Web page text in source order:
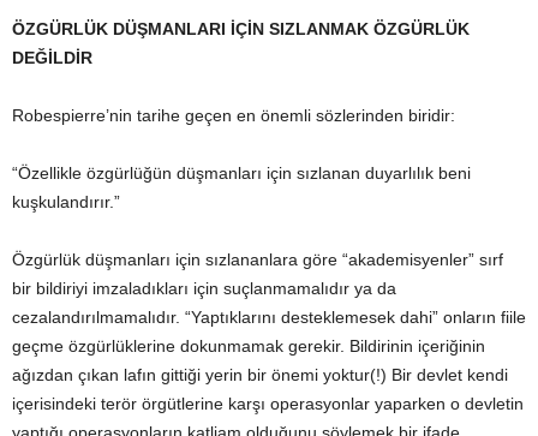
ÖZGÜRLÜK DÜŞMANLARI İÇİN SIZLANMAK ÖZGÜRLÜK
DEĞİLDİR
Robespierre’nin tarihe geçen en önemli sözlerinden biridir:
“Özellikle özgürlüğün düşmanları için sızlanan duyarlılık beni
kuşkulandırır.”
Özgürlük düşmanları için sızlananlara göre “akademisyenler” sırf
bir bildiriyi imzaladıkları için suçlanmamalıdır ya da
cezalandırılmamalıdır. “Yaptıklarını desteklemesek dahi” onların fiile
geçme özgürlüklerine dokunmamak gerekir. Bildirinin içeriğinin
ağızdan çıkan lafın gittiği yerin bir önemi yoktur(!) Bir devlet kendi
içerisindeki terör örgütlerine karşı operasyonlar yaparken o devletin